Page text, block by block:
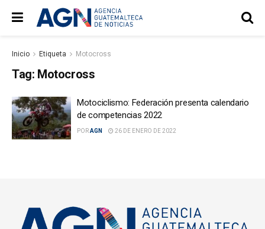
Inicio Etiqueta Motocross
Tag: Motocross
Motociclismo: Federación presenta calendario
de competencias 2022
PORAGN 26 DE ENERO DE 2022